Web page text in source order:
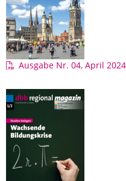
Ausgabe Nr. 04, April 2024